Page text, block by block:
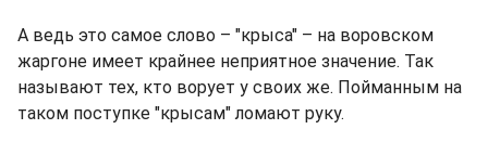
А ведь это самое слово – "крыса" – на воровском
жаргоне имеет крайнее неприятное значение. Так
называют тех, кто ворует у своих же. Пойманным на
таком поступке "крысам" ломают руку.